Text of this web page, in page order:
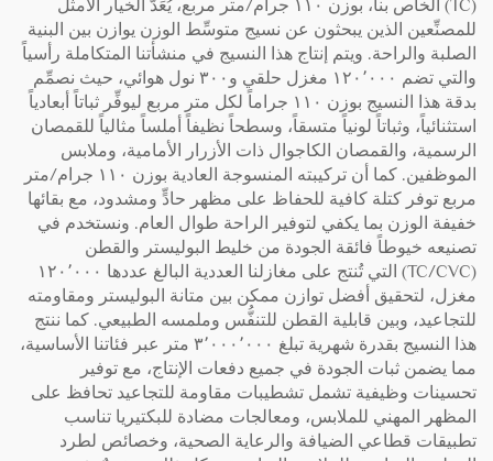
(TC) الخاص بنا، بوزن ١١٠ جرام/متر مربع، يُعَدُّ الخيار الأمثل
للمصنِّعين الذين يبحثون عن نسيج متوسِّط الوزن يوازن بين البنية
الصلبة والراحة. ويتم إنتاج هذا النسيج في منشأتنا المتكاملة رأسياً
والتي تضم ١٢٠٬٠٠٠ مغزل حلقي و٣٠٠ نول هوائي، حيث نصمِّم
بدقة هذا النسيج بوزن ١١٠ جراماً لكل متر مربع ليوفِّر ثباتاً أبعادياً
استثنائياً، وثباتاً لونياً متسقاً، وسطحاً نظيفاً أملساً مثالياً للقمصان
الرسمية، والقمصان الكاجوال ذات الأزرار الأمامية، وملابس
الموظفين. كما أن تركيبته المنسوجة العادية بوزن ١١٠ جرام/متر
مربع توفر كتلة كافية للحفاظ على مظهر حادٍّ ومشدود، مع بقائها
خفيفة الوزن بما يكفي لتوفير الراحة طوال العام. ونستخدم في
تصنيعه خيوطاً فائقة الجودة من خليط البوليستر والقطن
(TC/CVC) التي تُنتج على مغازلنا العددية البالغ عددها ١٢٠٬٠٠٠
مغزل، لتحقيق أفضل توازن ممكن بين متانة البوليستر ومقاومته
للتجاعيد، وبين قابلية القطن للتنفُّس وملمسه الطبيعي. كما ننتج
هذا النسيج بقدرة شهرية تبلغ ٣٬٠٠٠٬٠٠٠ متر عبر فئاتنا الأساسية،
مما يضمن ثبات الجودة في جميع دفعات الإنتاج، مع توفير
تحسينات وظيفية تشمل تشطيبات مقاومة للتجاعيد تحافظ على
المظهر المهني للملابس، ومعالجات مضادة للبكتيريا تناسب
تطبيقات قطاعي الضيافة والرعاية الصحية، وخصائص لطرد